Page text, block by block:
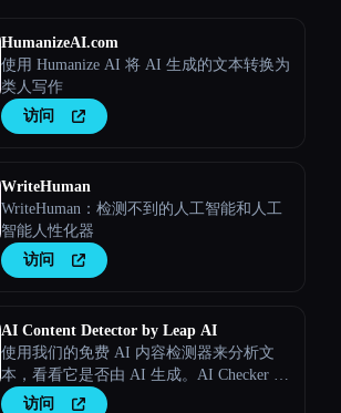
HumanizeAI.com
使用 Humanize AI 将 AI 生成的文本转换为
类人写作
访问
WriteHuman
WriteHuman：检测不到的人工智能和人工
智能人性化器
访问
AI Content Detector by Leap AI
使用我们的免费 AI 内容检测器来分析文
本，看看它是否由 AI 生成。AI Checker 工
具，永久免费。
访问